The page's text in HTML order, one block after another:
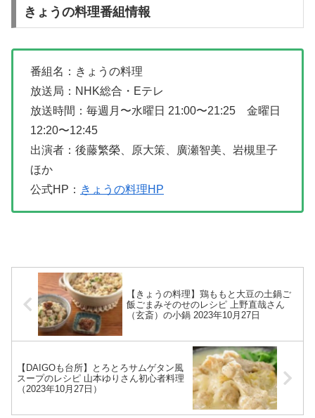
きょうの料理番組情報
番組名：きょうの料理
放送局：NHK総合・Eテレ
放送時間：毎週月〜水曜日 21:00〜21:25 金曜日
12:20〜12:45
出演者：後藤繁榮、原大策、廣瀬智美、岩槻里子
ほか
公式HP： きょうの料理HP
【きょうの料理】鶏ももと大豆の土鍋ご
飯ごまみそのせのレシピ 上野直哉さん
（玄斎）の小鍋 2023年10月27日
【DAIGOも台所】とろとろサムゲタン風
スープのレシピ 山本ゆりさん初心者料理
（2023年10月27日）